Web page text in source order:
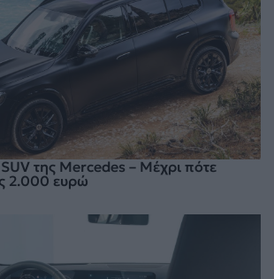
της Mercedes – Μέχρι πότε
2.000 ευρώ